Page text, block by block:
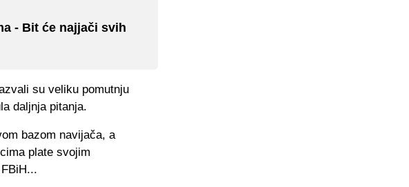
- Bit će najjači svih
su veliku pomutnju
daljnja pitanja.
bazom navijača, a
plate svojim